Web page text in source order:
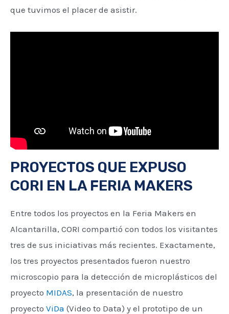
que tuvimos el placer de asistir.
PROYECTOS QUE EXPUSO
CORI EN LA FERIA MAKERS
Entre todos los proyectos en la Feria Makers en
Alcantarilla, CORI compartió con todos los visitantes
tres de sus iniciativas más recientes. Exactamente,
los tres proyectos presentados fueron nuestro
microscopio para la detección de microplásticos del
proyecto MIDAS, la presentación de nuestro
proyecto ViDa (Video to Data) y el prototipo de un